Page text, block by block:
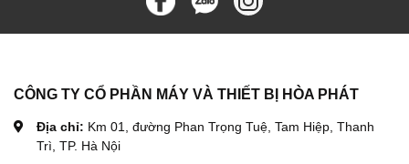
Bước 2 – Khởi động máy
Cắm điện, bật công tắc
CÔNG TY CỔ PHẦN MÁY VÀ THIẾT BỊ HÒA PHÁT
Địa chỉ: Km 01, đường Phan Trọng Tuệ, Tam Hiệp, Thanh
Trì, TP. Hà Nội